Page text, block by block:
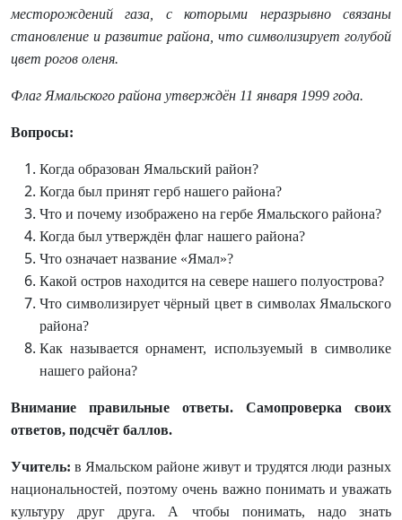
месторождений газа, с которыми неразрывно связаны
становление и развитие района, что символизирует голубой
цвет рогов оленя.
Флаг Ямальского района утверждён 11 января 1999 года.
Вопросы:
Когда образован Ямальский район?
Когда был принят герб нашего района?
Что и почему изображено на гербе Ямальского района?
Когда был утверждён флаг нашего района?
Что означает название «Ямал»?
Какой остров находится на севере нашего полуострова?
Что символизирует чёрный цвет в символах Ямальского
района?
Как называется орнамент, используемый в символике
нашего района?
Внимание правильные ответы. Самопроверка своих
ответов, подсчёт баллов.
Учитель: в Ямальском районе живут и трудятся люди разных
национальностей, поэтому очень важно понимать и уважать
культуру друг друга. А чтобы понимать, надо знать